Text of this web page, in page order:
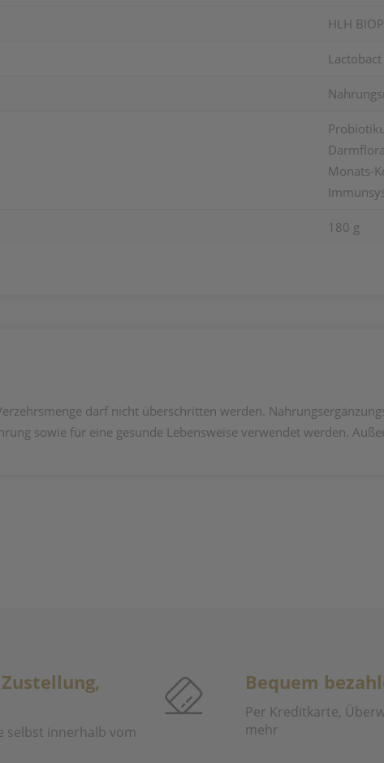
HLH
Monats-
180 g
darf nicht überschritten werden.
sowie für eine gesunde Lebensweise verwendet werden.
selbst innerhalb vom
Bequem
Per Kreditkarte,
mehr